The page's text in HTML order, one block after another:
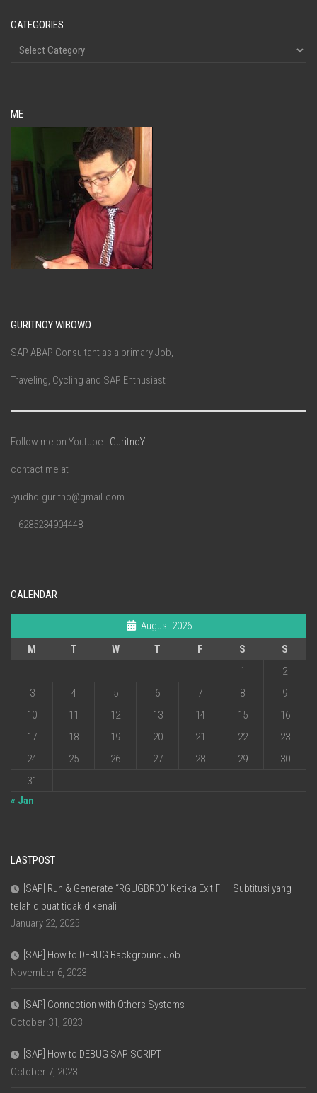
CATEGORIES
ME
GURITNOY WIBOWO
SAP ABAP Consultant as a primary Job,
Traveling, Cycling and SAP Enthusiast
Follow me on Youtube : GuritnoY
contact me at
-yudho.guritno@gmail.com
-+6285234904448
CALENDAR
August 2026
M
T W T F S
S
1
2
3
4 5 6 7 8
9
10
11 12 13 14 15
16
17
18 19 20 21 22
23
24
25 26 27 28 29
30
31
« Jan
LASTPOST
[SAP] Run & Generate “RGUGBR00” Ketika Exit FI – Subtitusi yang
telah dibuat tidak dikenali
January 22, 2025
[SAP] How to DEBUG Background Job
November 6, 2023
[SAP] Connection with Others Systems
October 31, 2023
[SAP] How to DEBUG SAP SCRIPT
October 7, 2023